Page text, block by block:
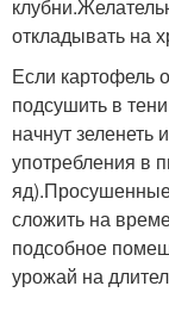
клубни.
откладывать на
Если картофель
подсушить в
начнут зеленеть
употребления в
яд).
сложить на
подсобное
урожай на